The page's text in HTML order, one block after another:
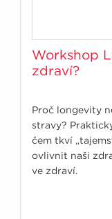
Workshop
zdraví?
Proč longevity
stravy?
čem tkví
ovlivnit naši
ve zdraví.